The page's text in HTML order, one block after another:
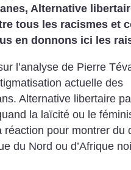
Alternative
tous les racismes et
en donnons ici les
l’analyse de Pierre
actuelle des
Alternative libertaire
la laïcité ou le
pour montrer du
du Nord ou d’Afrique